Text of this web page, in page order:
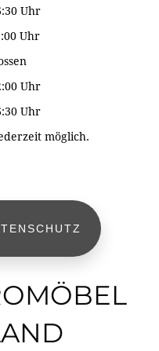
Uhr
Uhr
Uhr
Uhr
möglich.